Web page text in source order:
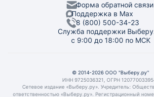
Форма обратной связи
Поддержка в Max
8 (800) 500-34-23
Служба поддержки
с 9:00 до 18:00 по МСК
© 2014-2026 ООО "Выберу.ру"
ИНН 9725036321, ОГРН
Сетевое издание «Выберу.ру». Учредитель:
ответственностью «Выберу.ру». Регистрационный